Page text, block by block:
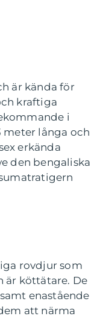
är kända för
kraftiga
i
meter långa och
erkända
den bengaliska
rovdjur som
är köttätare. De
enastående
att närma